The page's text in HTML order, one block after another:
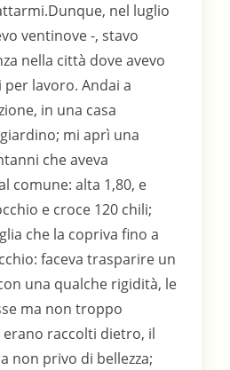
nel luglio
ventinove -, stavo
nella città dove avevo
lavoro. Andai a
in una casa
mi aprì una
che aveva
comune: alta 1,80, e
e croce 120 chili;
che la copriva fino a
faceva trasparire un
una qualche rigidità, le
ma non troppo
erano raccolti dietro, il
non privo di bellezza;